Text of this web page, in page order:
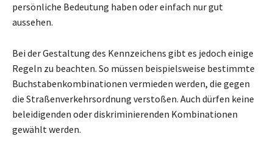
persönliche Bedeutung haben oder einfach nur gut
aussehen.
Bei der Gestaltung des Kennzeichens gibt es jedoch einige
Regeln zu beachten. So müssen beispielsweise bestimmte
Buchstabenkombinationen vermieden werden, die gegen
die Straßenverkehrsordnung verstoßen. Auch dürfen keine
beleidigenden oder diskriminierenden Kombinationen
gewählt werden.